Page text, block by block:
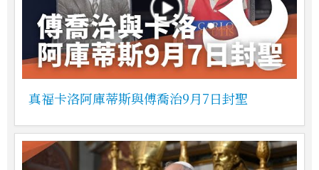
真福卡洛阿庫蒂斯與傅喬治9月7日封聖